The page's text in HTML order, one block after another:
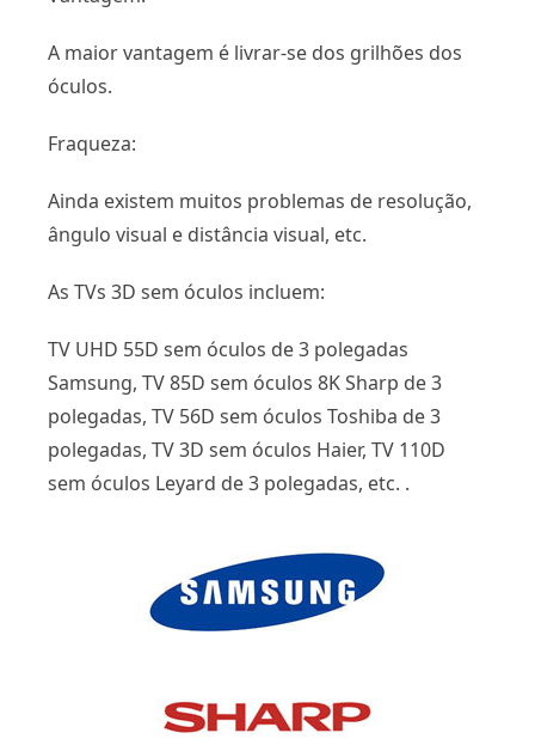
A maior vantagem é livrar-se dos grilhões dos
óculos.
Fraqueza:
Ainda existem muitos problemas de resolução,
ângulo visual e distância visual, etc.
As TVs 3D sem óculos incluem:
TV UHD 55D sem óculos de 3 polegadas
Samsung, TV 85D sem óculos 8K Sharp de 3
polegadas, TV 56D sem óculos Toshiba de 3
polegadas, TV 3D sem óculos Haier, TV 110D
sem óculos Leyard de 3 polegadas, etc. .